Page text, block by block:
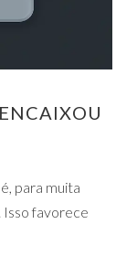
para muita
Isso favorece